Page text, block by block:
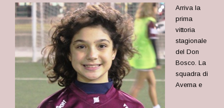
Arriva la
prima
vittoria
stagionale
del Don
Bosco. La
squadra di
Averna e